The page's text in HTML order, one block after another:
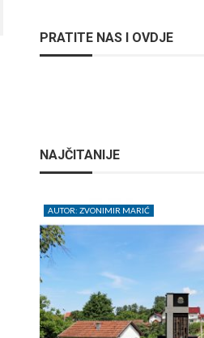
PRATITE NAS I OVDJE
NAJČITANIJE
AUTOR: ZVONIMIR MARIĆ